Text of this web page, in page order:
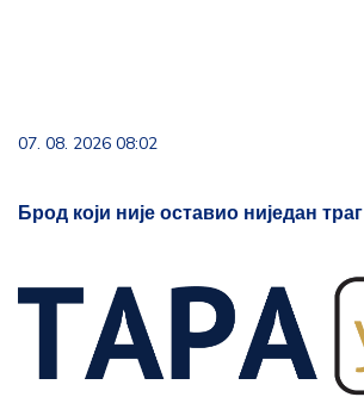
07. 08. 2026 08:02
Брод који није оставио ниједан траг